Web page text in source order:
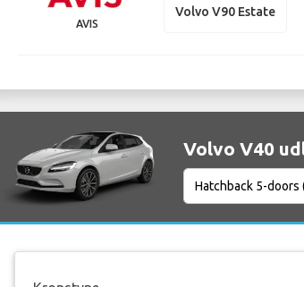
AVIS
Volvo V90 Estate
Volvo V40